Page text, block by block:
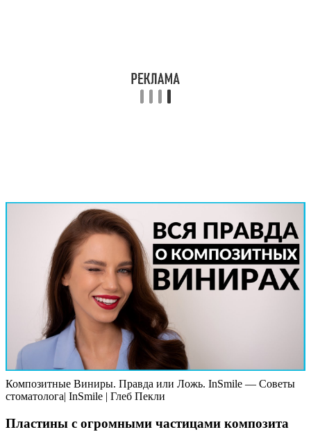
Композитные Виниры. Правда или Ложь. InSmile — Советы
стоматолога| InSmile | Глеб Пекли
Пластины с огромными частицами композита